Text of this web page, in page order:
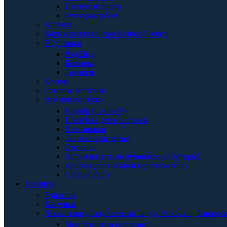
Плетёный шнур
Флюорокарбон
Крючки
Кормушки (включая Method Feeder)
Подставки
Род Под
Базбары
Треноги
Кресла
Готовые монтажи
Всё для монтажа
Ледкор (Leadcore)
Плетёнка для монтажей
Вертлюжки
Застёжки (аграфы)
Стопоры
Шарики (антизакручиватели / буферы)
Крючок для насадки (крючок-игла)
Сверло (бур)
Хищник
Удилища
Катушки
Леска и шнуры (плетёный шнур, монофил,
Монофильная (хищник)